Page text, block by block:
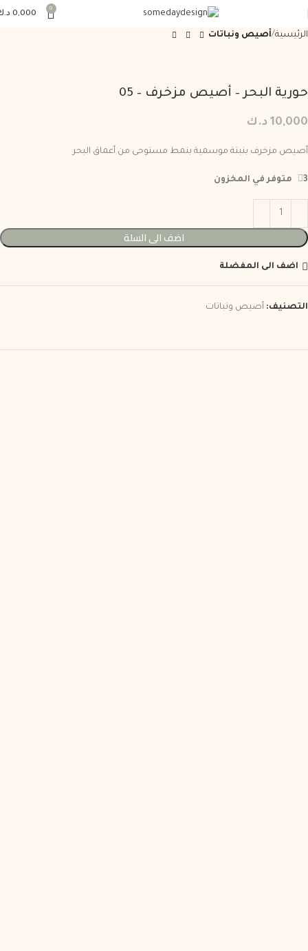
0
0,000
الرئيسية أصيص ونباتات
حورية البحر – أصيص مزخرف – 05
10,000 د.ك
أصيص مزخرف بنبتة موسمية بنمط مستوحى من أعماق البحر
3 متوفر في المخزون
اضف الى السلة
اضف الى المفضلة
التصنيف: أصيص ونباتات